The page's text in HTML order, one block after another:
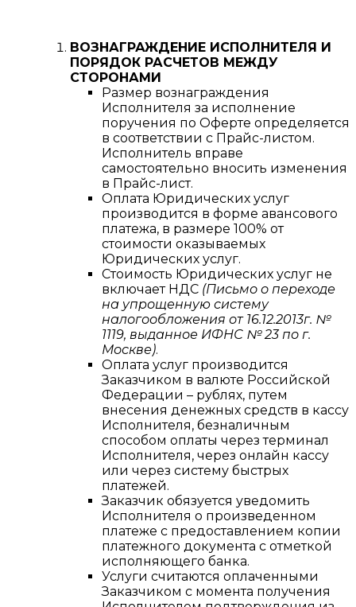
ВОЗНАГРАЖДЕНИЕ ИСПОЛНИТЕЛЯ И
ПОРЯДОК РАСЧЕТОВ МЕЖДУ
СТОРОНАМИ
Размер вознаграждения
Исполнителя за исполнение
поручения по Оферте определяется
в соответствии с Прайс-листом.
Исполнитель вправе
самостоятельно вносить изменения
в Прайс-лист.
Оплата Юридических услуг
производится в форме авансового
платежа, в размере 100% от
стоимости оказываемых
Юридических услуг.
Стоимость Юридических услуг не
включает НДС (Письмо о переходе
на упрощенную систему
налогообложения от 16.12.2013г. №
1119, выданное ИФНС № 23 по г.
Москве).
Оплата услуг производится
Заказчиком в валюте Российской
Федерации – рублях, путем
внесения денежных средств в кассу
Исполнителя, безналичным
способом оплаты через терминал
Исполнителя, через онлайн кассу
или через систему быстрых
платежей.
Заказчик обязуется уведомить
Исполнителя о произведенном
платеже с предоставлением копии
платежного документа с отметкой
исполняющего банка.
Услуги считаются оплаченными
Заказчиком с момента получения